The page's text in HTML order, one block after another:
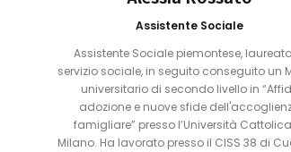
Assistente Sociale
Assistente Sociale piemontese,
servizio sociale, in seguito conseguito un
universitario di secondo livello in
adozione e nuove sfide
famigliare” presso l’Università
Milano. Ha lavorato presso il CISS 38 di